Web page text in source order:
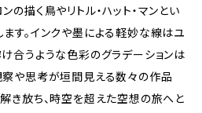
の描く鳥やリトル・ハット・マンとい
す。インクや墨による軽妙な線はユ
合うような色彩のグラデーションは
察や思考が垣間見える数々の作品
き放ち、時空を超えた空想の旅へと